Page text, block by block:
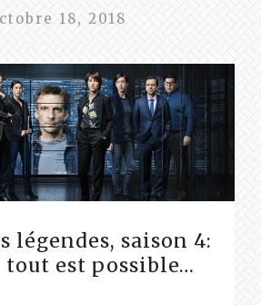
18, 2018
légendes, saison 4:
tout est possible…